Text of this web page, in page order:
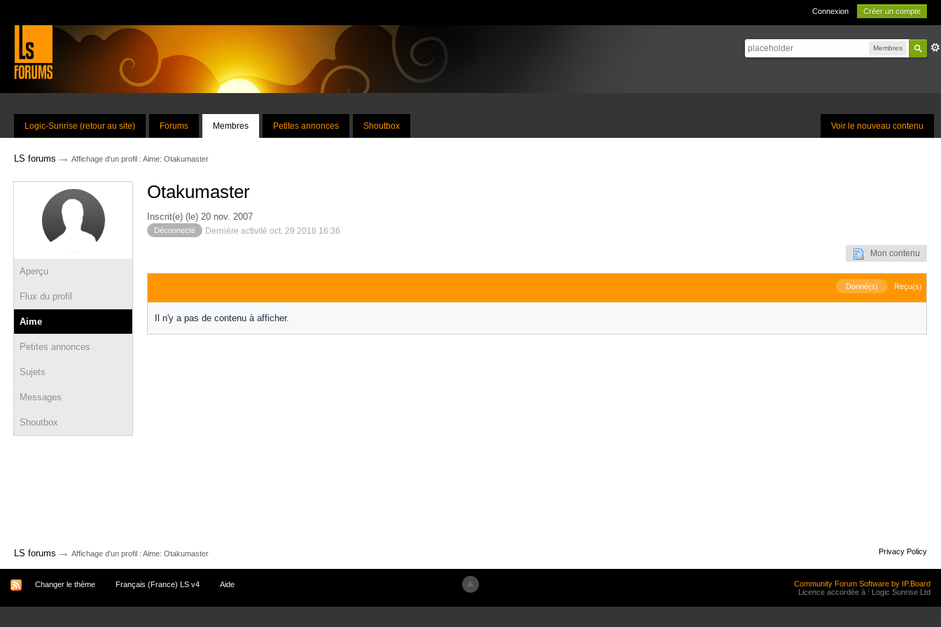
Connexion Créer un compte
Membres
Voir le nouveau contenu
Logic-Sunrise (retour au site) Forums Membres Petites annonces Shoutbox
LS forums → Affichage d'un profil : Aime: Otakumaster
Aperçu
Flux du profil
Aime
Petites annonces
Sujets
Messages
Shoutbox
Otakumaster
Inscrit(e) (le) 20 nov. 2007
Déconnecté Dernière activité oct. 29 2018 16:36
Mon contenu
Donné(s) Reçu(s)
Il n'y a pas de contenu à afficher.
LS forums → Affichage d'un profil : Aime: Otakumaster Privacy Policy
Changer le thème Français (France) LS v4 Aide
Community Forum Software by IP.Board
Licence accordée à : Logic Sunrise Ltd